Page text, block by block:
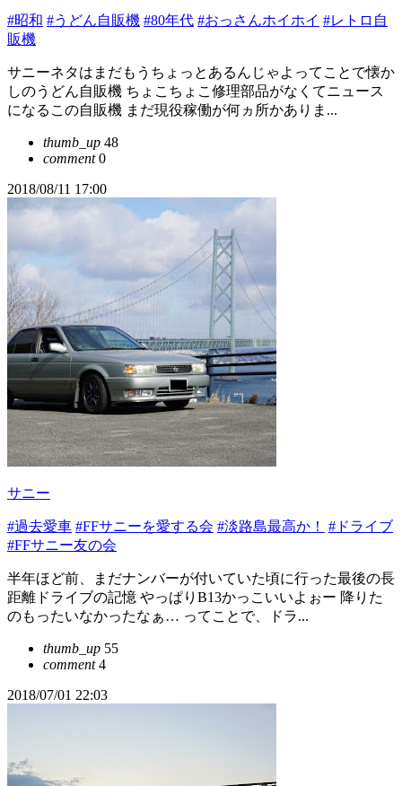
#昭和 #うどん自販機 #80年代 #おっさんホイホイ #レトロ自
販機
サニーネタはまだもうちょっとあるんじゃよってことで懐か
しのうどん自販機 ちょこちょこ修理部品がなくてニュース
になるこの自販機 まだ現役稼働が何ヵ所かありま...
thumb_up 48
comment0
2018/08/11 17:00
サニー
#過去愛車 #FFサニーを愛する会 #淡路島最高か！
#ドライブ
#FFサニー友の会
半年ほど前、まだナンバーが付いていた頃に行った最後の長
距離ドライブの記憶 やっぱりB13かっこいいよぉー 降りた
のもったいなかったなぁ… ってことで、ドラ...
thumb_up 55
comment4
2018/07/01 22:03